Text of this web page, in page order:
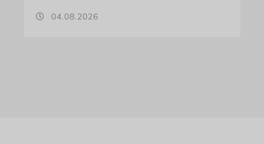
04.08.2026